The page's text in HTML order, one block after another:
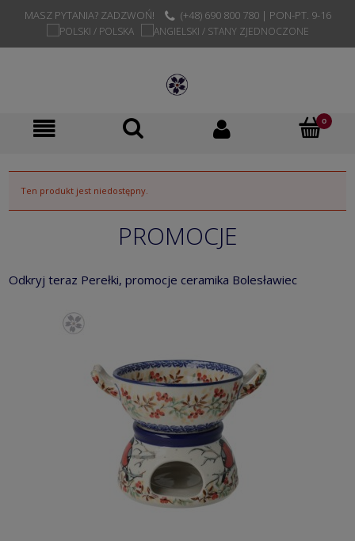
MASZ PYTANIA? ZADZWOŃ! (+48) 690 800 780 | PON-PT. 9-16
Ten produkt jest niedostępny.
PROMOCJE
Odkryj teraz Perełki, promocje ceramika Bolesławiec